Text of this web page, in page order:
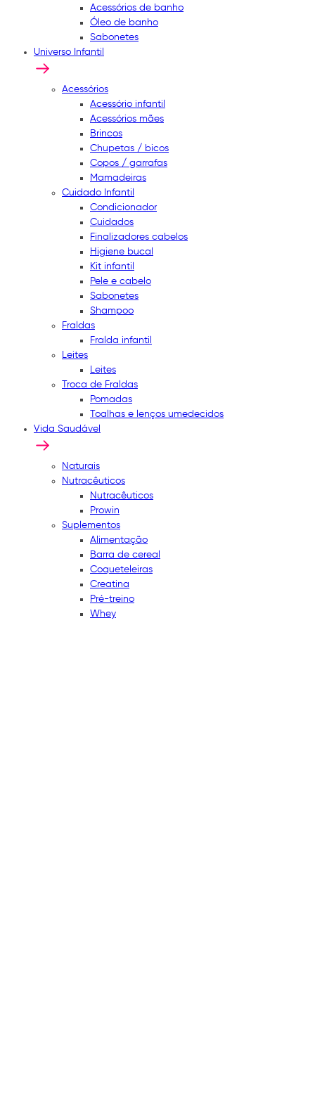
Acessórios de banho
Óleo de banho
Sabonetes
Universo Infantil
Acessórios
Acessório infantil
Acessórios mães
Brincos
Chupetas / bicos
Copos / garrafas
Mamadeiras
Cuidado Infantil
Condicionador
Cuidados
Finalizadores cabelos
Higiene bucal
Kit infantil
Pele e cabelo
Sabonetes
Shampoo
Fraldas
Fralda infantil
Leites
Leites
Troca de Fraldas
Pomadas
Toalhas e lenços umedecidos
Vida Saudável
Naturais
Nutracêuticos
Nutracêuticos
Prowin
Suplementos
Alimentação
Barra de cereal
Coqueteleiras
Creatina
Pré-treino
Whey